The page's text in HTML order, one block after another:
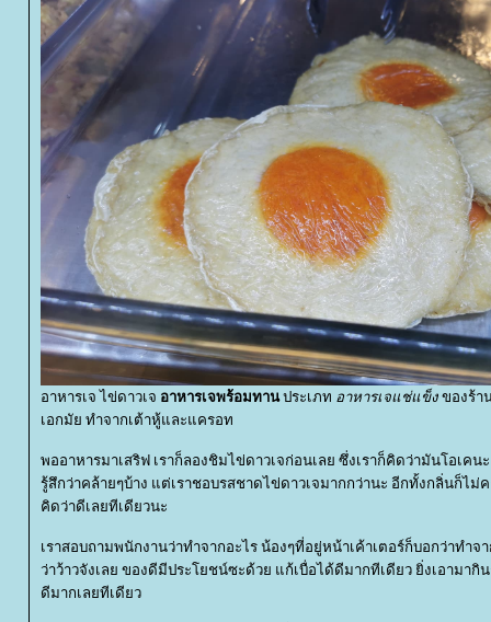
อาหารเจ ไข่ดาวเจ อาหารเจพร้อมทานประเภท อาหารเจแช่แข็ง ของร้า
เอกมัย ทำจากเต้าหู้และแครอท
พออาหารมาเสริฟ เราก็ลองชิมไข่ดาวเจก่อนเลย ซึ่งเราก็คิดว่ามันโอเค
รู้สึกว่าคล้ายๆบ้าง แต่เราชอบรสชาดไข่ดาวเจมากกว่านะ อีกทั้งกลิ่นก็ไม่
คิดว่าดีเลยทีเดียวนะ
เราสอบถามพนักงานว่าทำจากอะไร น้องๆที่อยู่หน้าเค้าเตอร์ก็บอกว่าทำ
ว่าว้าวจังเลย ของดีมีประโยชน์ซะด้วย แก้เบื่อได้ดีมากทีเดียว ยิ่งเอามากิ
ดีมากเลยทีเดียว